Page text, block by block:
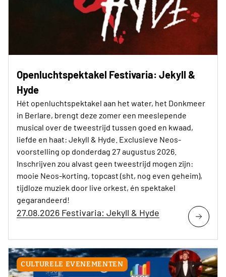
Openluchtspektakel Festivaria: Jekyll &
Hyde
Hét openluchtspektakel aan het water, het Donkmeer
in Berlare, brengt deze zomer een meeslepende
musical over de tweestrijd tussen goed en kwaad,
liefde en haat: Jekyll & Hyde. Exclusieve Neos-
voorstelling op donderdag 27 augustus 2026.
Inschrijven zou alvast geen tweestrijd mogen zijn:
mooie Neos-korting, topcast (sht, nog even geheim),
tijdloze muziek door live orkest, én spektakel
gegarandeerd!
27.08.2026 Festivaria: Jekyll & Hyde
CULTURELE EVENEMENTEN